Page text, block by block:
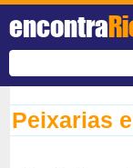
encontra
Peixarias